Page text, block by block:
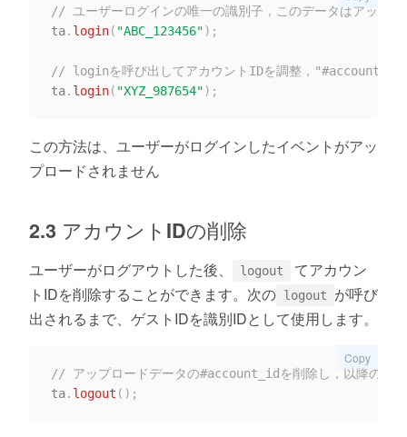
// ユーザーログインの唯一の識別子，このデータはアッ
ta. login( "ABC_123456") ;
// loginを呼び出してアカウントIDを調整，
ta. login( "XYZ_987654") ;
この方法は、ユーザーがログインしたイベント がアッ
プロードされません
2.3 アカウントIDの削除
ユーザーがログアウトした後、 logout
てアカウン
トIDを削除することができます。次の logout
が呼び
出されるまで、ゲストIDを識別IDとして使用します。
// アップロードデータの#account_idを削除し，以降のデ
ta. logout ( ) ;
Copy